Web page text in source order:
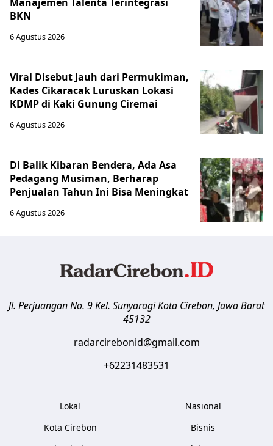
BKN
6 Agustus 2026
Viral Disebut Jauh dari Permukiman,
Kades Cikaracak Luruskan Lokasi
KDMP di Kaki Gunung Ciremai
6 Agustus 2026
Di Balik Kibaran Bendera, Ada Asa
Pedagang Musiman, Berharap
Penjualan Tahun Ini Bisa Meningkat
6 Agustus 2026
Jl. Perjuangan No. 9 Kel. SunyaragiKota Cirebon, Jawa Barat
45132
radarcirebonid@gmail.com
+62231483531
Lokal
Kota Cirebon
Nasional
Bisnis